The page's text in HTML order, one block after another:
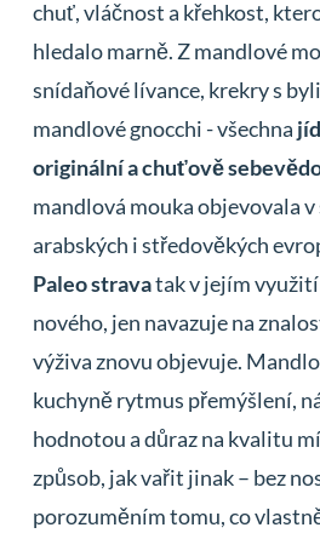
chuť, vláčnost a křehkost,
hledalo marně. Z mandlové
snídaňové lívance, krekry s
mandlové gnocchi - všechna
originální a chuťově
mandlová mouka objevovala
arabských i středověkých
Paleo stravatak v jejím
nového, jen navazuje na
výživa znovu objevuje.
kuchyně rytmus přemýšlení,
hodnotou a důraz na kvalitu
způsob, jak vařit jinak – bez
porozuměním tomu, co